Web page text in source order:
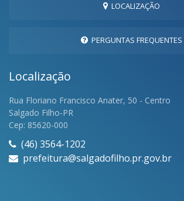
LOCALIZAÇÃO
PERGUNTAS FREQUENTES
Localização
Rua Floriano Francisco Anater, 50 - Centro
Salgado Filho-PR
Cep: 85620-000
(46) 3564-1202
prefeitura@salgadofilho.pr.gov.br